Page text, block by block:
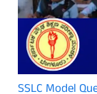
SSLC Model